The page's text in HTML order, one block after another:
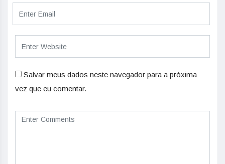
Salvar meus dados neste navegador para a próxima
vez que eu comentar.